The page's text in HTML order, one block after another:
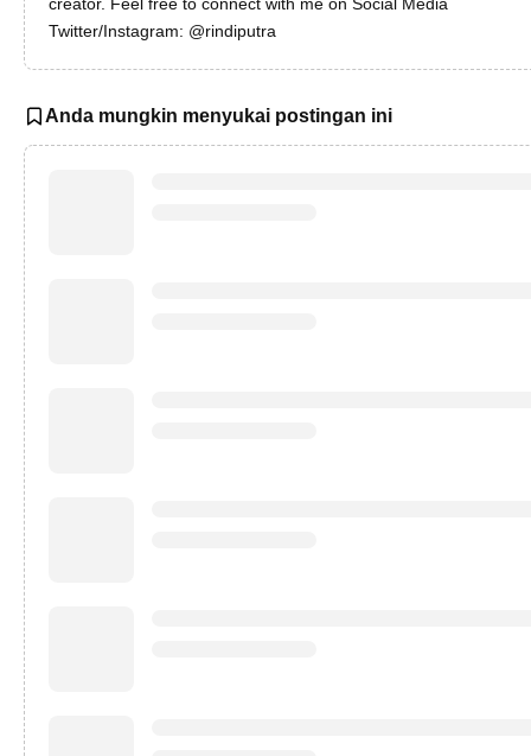
Twitter/Instagram: @rindiputra
Anda mungkin menyukai postingan ini